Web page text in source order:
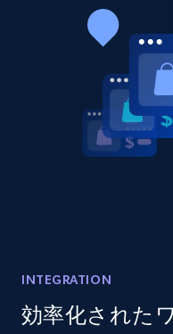
Amazon products
products from
Title, Seller name,
price, Currency,
Etsy
URL, Product id,
Reviews count
INTEGRATION
効率化された